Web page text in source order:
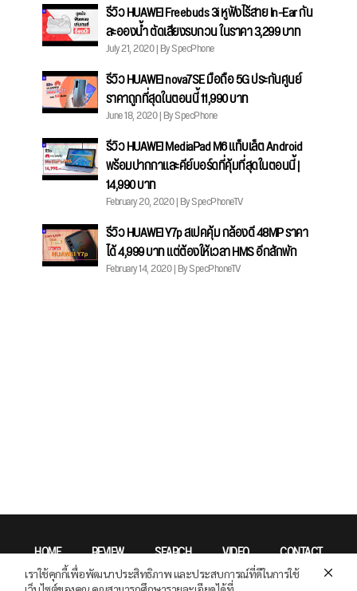
รีวิว HUAWEI Freebuds 3i หูฟังไร้สาย In-Ear กัน
ละอองน้ำ ตัดเสียงรบกวน ในราคา 3,299 บาท
July 21, 2020 | By SpecPhone
รีวิว HUAWEI nova7SE มือถือ 5G ประกันศูนย์
ราคาถูกที่สุดในตอนนี้ 11,990 บาท
June 18, 2020 | By SpecPhone
รีวิว HUAWEI MediaPad M6 แท็บเล็ต Android
พร้อมปากกาและคีย์บอร์ดที่คุ้มที่สุดในตอนนี้ |
14,990 บาท
February 20, 2020 | By SpecPhoneTV
รีวิว HUAWEI Y7p สเปคคุ้ม กล้องดี 48MP ราคา
ได้ 4,999 บาท แต่ต้องให้เวลา HMS อีกสักพัก
February 14, 2020 | By SpecPhoneTV
HOME REVIEW SEARCH VIDEO CONTACT
เราใช้คุกกี้เพื่อพัฒนาประสิทธิภาพ และประสบการณ์ที่ดีในการใช้